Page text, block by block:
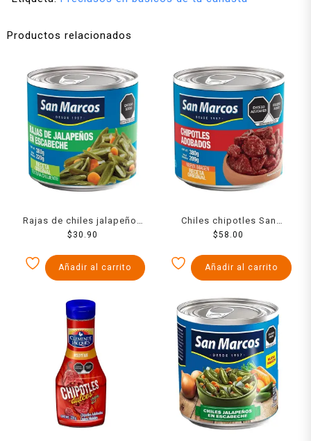
Productos relacionados
Rajas de chiles jalapeños
San Marcos en escabeche
$ 30.90
Añadir al carrito
Chiles chipotles San
Marcos adobados 380 g
$58.00
Añadir al carrito